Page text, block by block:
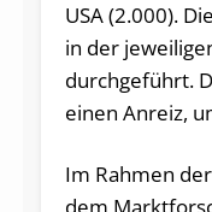
USA (2.000).
in der
durchgeführt.
einen Anreiz,
Im Rahmen